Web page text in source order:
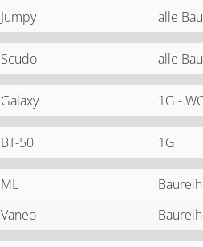
Jumpy alle
Scudo alle
Galaxy 1G -
BT-50 1G
ML
Vaneo